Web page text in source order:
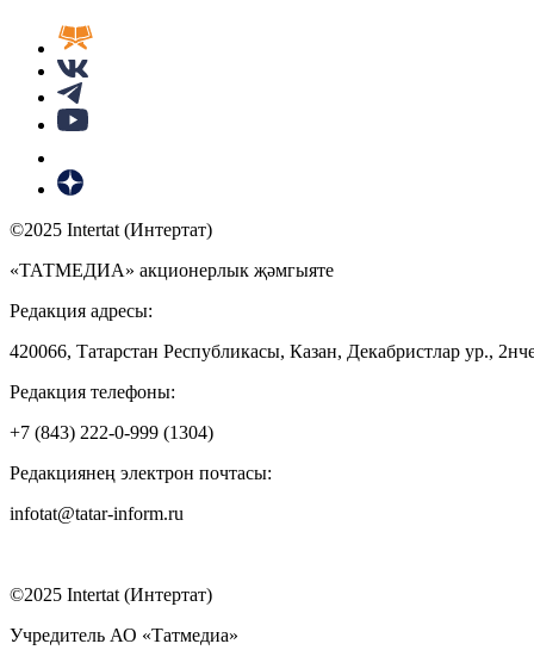
©2025 Intertat (Интертат)
«ТАТМЕДИА» акционерлык җәмгыяте
Редакция адресы:
420066, Татарстан Республикасы, Казан, Декабристлар ур.,
Редакция телефоны:
+7 (843) 222-0-999 (1304)
Редакциянең электрон почтасы:
infotat@tatar-inform.ru
©2025 Intertat (Интертат)
Учредитель АО «Татмедиа»